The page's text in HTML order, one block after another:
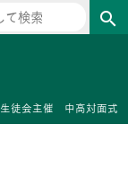
search
生徒会主催 中高対面式